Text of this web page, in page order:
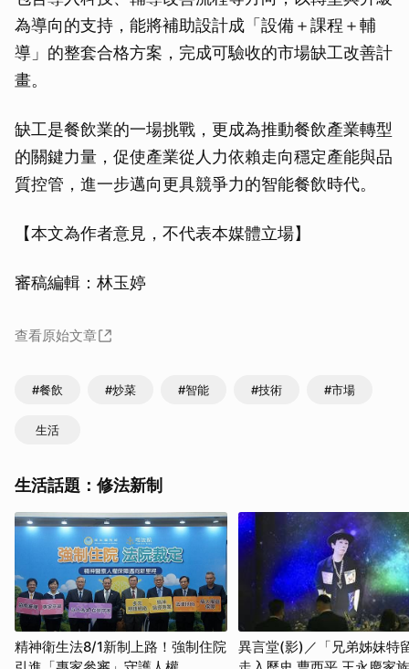
為導向的支持，能將補助設計成「設備＋課程＋輔
導」的整套合格方案，完成可驗收的市場缺工改善計
畫。
缺工是餐飲業的一場挑戰，更成為推動餐飲產業轉型
的關鍵力量，促使產業從人力依賴走向穩定產能與品
質控管，進一步邁向更具競爭力的智能餐飲時代。
【本文為作者意見，不代表本媒體立場】
審稿編輯：林玉婷
查看原始文章
#餐飲 #炒菜 #智能 #技術 #市場
生活
生活話題：修法新制
精神衛生法8/1新制上路！強制住院
異言堂(影)／「兄弟姊妹特
取消